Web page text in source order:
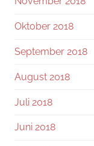
Oktober 2018
September 2018
August 2018
Juli 2018
Juni 2018